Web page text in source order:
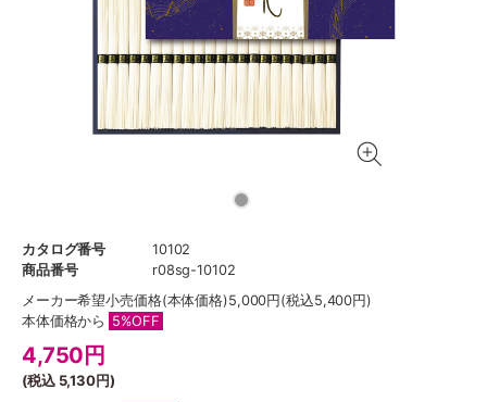
カタログ番号
10102
商品番号
r08sg-10102
メーカー希望小売価格(本体価格)5,000円(税込5,400円)
本体価格から 5%OFF
4,750 円
(税込 5,130円)